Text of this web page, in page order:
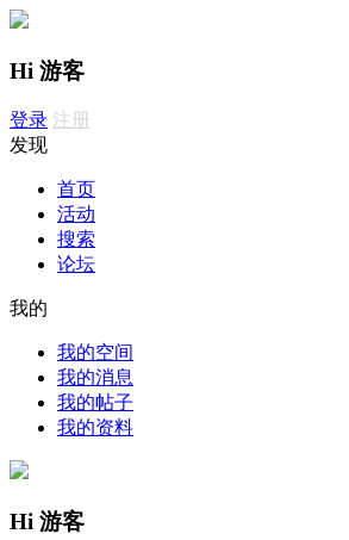
Hi 游客
登录 注册
发现
首页
活动
搜索
论坛
我的
我的空间
我的消息
我的帖子
我的资料
Hi 游客